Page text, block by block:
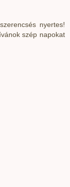
nyertes!
szép napokat